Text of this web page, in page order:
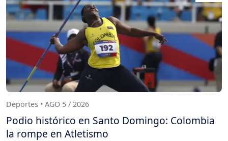
Deportes • AGO 5 / 2026
Podio histórico en Santo Domingo: Colombia
la rompe en Atletismo